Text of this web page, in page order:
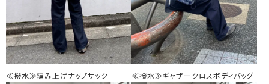
≪撥水≫編み上げナップサック ≪撥水≫ギャザークロスボディバッグ